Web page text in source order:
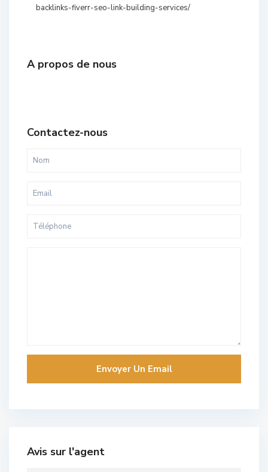
backlinks-fiverr-seo-link-building-services/
A propos de nous
Contactez-nous
Avis sur l'agent